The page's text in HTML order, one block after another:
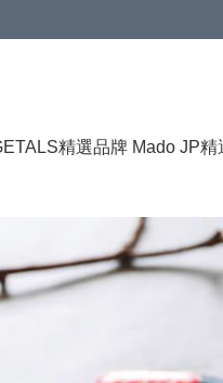
精選品牌 Mado JP精